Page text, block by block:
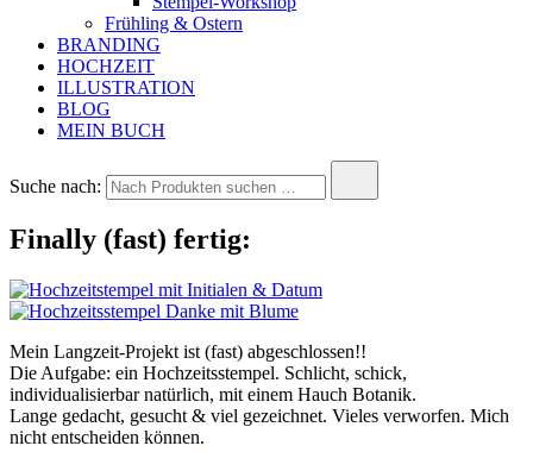
Frühling & Ostern
BRANDING
HOCHZEIT
ILLUSTRATION
BLOG
MEIN BUCH
Suche nach:
Finally (fast) fertig:
Mein Langzeit-Projekt ist (fast) abgeschlossen!!
Die Aufgabe: ein Hochzeitsstempel. Schlicht, schick,
individualisierbar natürlich, mit einem Hauch Botanik.
Lange gedacht, gesucht & viel gezeichnet. Vieles verworfen. Mich
nicht entscheiden können.